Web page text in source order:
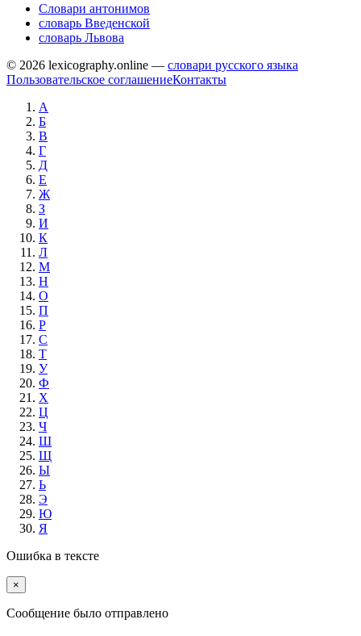
Словари антонимов
словарь Введенской
словарь Львова
© 2026 lexicography.online — словари русского языка
Пользовательское соглашениеКонтакты
А
Б
В
Г
Д
Е
Ж
З
И
К
Л
М
Н
О
П
Р
С
Т
У
Ф
Х
Ц
Ч
Ш
Щ
Ы
Ь
Э
Ю
Я
Ошибка в тексте
×
Cообщение было отправлено